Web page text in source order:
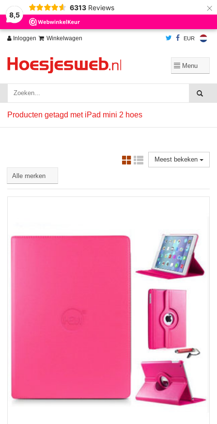
8,5
6313 Reviews ×
Inloggen Winkelwagen EUR
Producten getagd met iPad mini 2 hoes
Meest bekeken
Wij slaan cookies op om onze website te verbeteren. Is dat akkoord?
Ja
Nee